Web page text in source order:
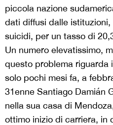
piccola nazione
dati diffusi dalle
suicidi, per un tasso di
Un numero elevatissimo,
questo problema riguarda
solo pochi mesi fa, a
31enne Santiago Damián
nella sua casa di
ottimo inizio di carriera, in